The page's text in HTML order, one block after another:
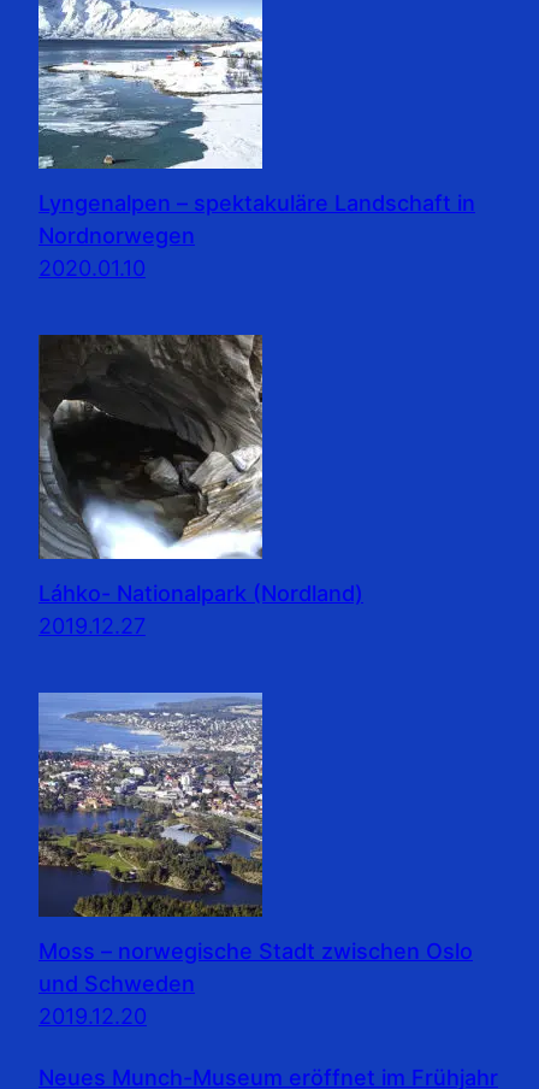
Lyngenalpen – spektakuläre Landschaft in
Nordnorwegen
2020.01.10
Láhko- Nationalpark (Nordland)
2019.12.27
Moss – norwegische Stadt zwischen Oslo
und Schweden
2019.12.20
Neues Munch-Museum eröffnet im Frühjahr